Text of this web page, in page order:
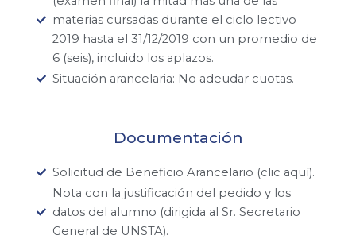
materias cursadas durante el ciclo lectivo
2019 hasta el 31/12/2019 con un promedio de
6 (seis), incluido los aplazos.
Situación arancelaria: No adeudar cuotas.
Documentación
Solicitud de Beneficio Arancelario (clic aquí).
Nota con la justificación del pedido y los
datos del alumno (dirigida al Sr. Secretario
General de UNSTA).